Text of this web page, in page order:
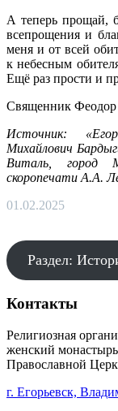
А теперь прощай,
всепрощения и
меня и от всей
к небесным
Ещё раз прости и
Священник Феодор
Источник:
Михайлович
Виталь, город
скоропечати А.А.
01.02.2025
Раздел:
Контакты
Религиозная
женский
Православной
г. Егорьевск,